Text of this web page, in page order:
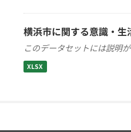
横浜市に関する意識・生
このデータセットには説明
XLSX